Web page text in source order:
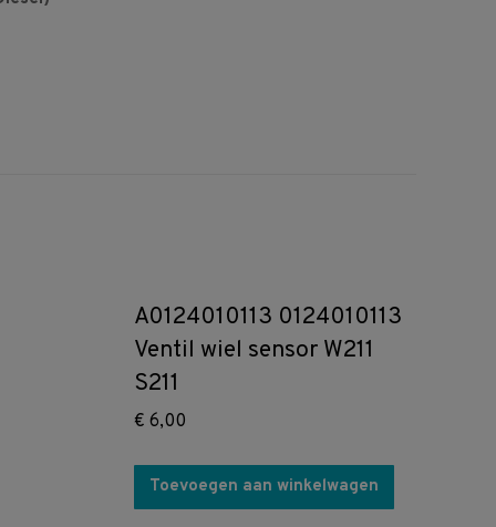
A0124010113 0124010113
Ventil wiel sensor W211
S211
€ 6,00
Toevoegen aan winkelwagen